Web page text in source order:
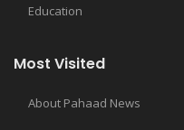
Education
Most Visited
About Pahaad News